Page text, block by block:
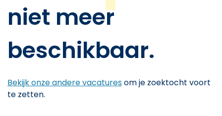
niet meer
beschikbaar.
Bekijk onze andere vacaturesom je zoektocht voort
te zetten.